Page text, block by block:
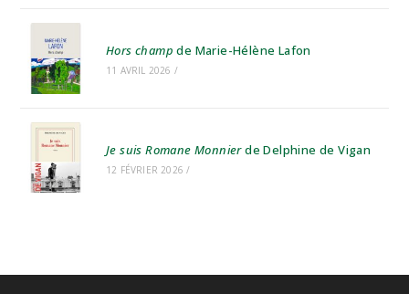
Hors champ de Marie-Hélène Lafon
11 AVRIL 2026 /
Je suis Romane Monnierde Delphine de Vigan
12 FÉVRIER 2026 /